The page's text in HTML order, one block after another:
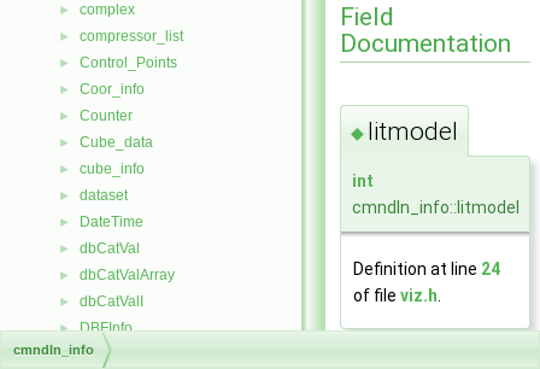
► complex
► compressor_list
► Control_Points
► Coor_info
► Counter
► Cube_data
► cube_info
► dataset
► DateTime
► dbCatVal
► dbCatValArray
► dbCatValI
► DBFInfo
► dblinks
Field
Documentation
◆ litmodel
int
cmndln_info::litmodel
Definition at line 24
of file viz.h
cmndln_info